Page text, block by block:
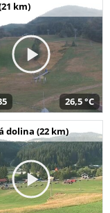
km)
26,5 °C
dolina (22 km)